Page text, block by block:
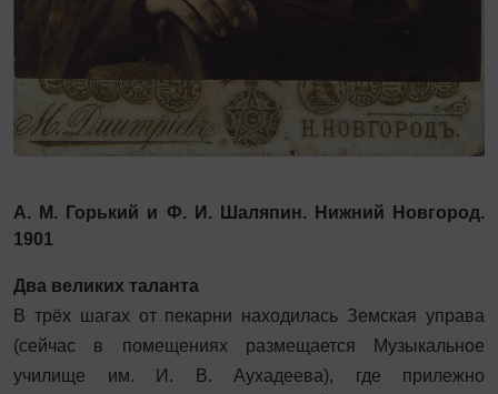
А. М. Горький и Ф. И. Шаляпин. Нижний Новгород.
1901
Два великих таланта
В трёх шагах от пекарни находилась Земская управа
(сейчас в помещениях размещается Музыкальное
училище им. И. В. Аухадеева), где прилежно